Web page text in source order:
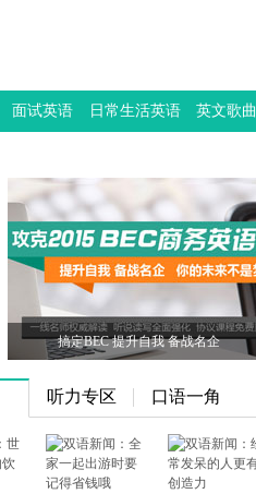
面试英语 日常生活英语 英文歌曲
搞定BEC 提升自我 备战名企
听力专区 口语一角